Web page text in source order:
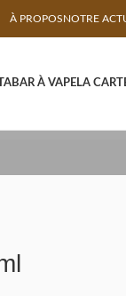
À PROPOSNOTRE
BAR À VAPELA